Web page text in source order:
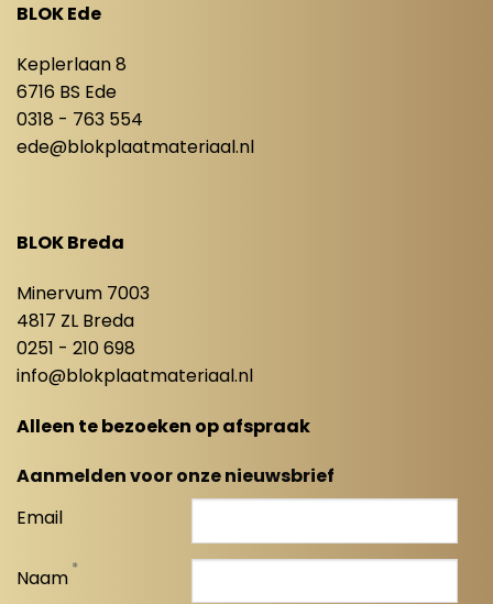
BLOK Ede
Keplerlaan 8
6716 BS Ede
0318 - 763 554
ede@blokplaatmateriaal.nl
BLOK Breda
Minervum 7003
4817 ZL Breda
0251 - 210 698
info@blokplaatmateriaal.nl
Alleen te bezoeken op afspraak
Aanmelden voor onze nieuwsbrief
Email
Naam *